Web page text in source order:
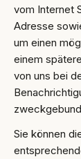
vom Internet
Adresse
um einen
einem
von uns bei
Sie können